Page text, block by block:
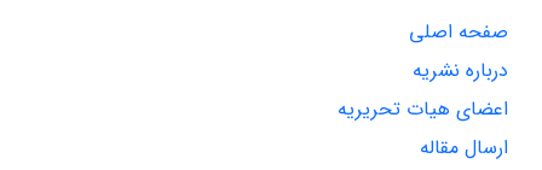
صفحه اصلی
درباره نشریه
اعضای هیات تحریریه
ارسال مقاله